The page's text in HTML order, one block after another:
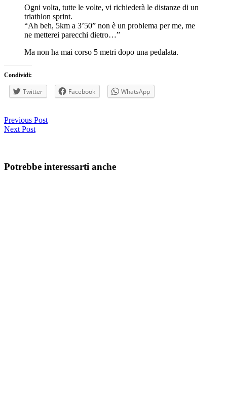
Ogni volta, tutte le volte, vi richiederà le distanze di un
triathlon sprint.
“Ah beh, 5km a 3’50” non è un problema per me, me
ne metterei parecchi dietro…”
Ma non ha mai corso 5 metri dopo una pedalata.
Condividi:
Twitter Facebook WhatsApp
Previous Post
Next Post
Potrebbe interessarti anche